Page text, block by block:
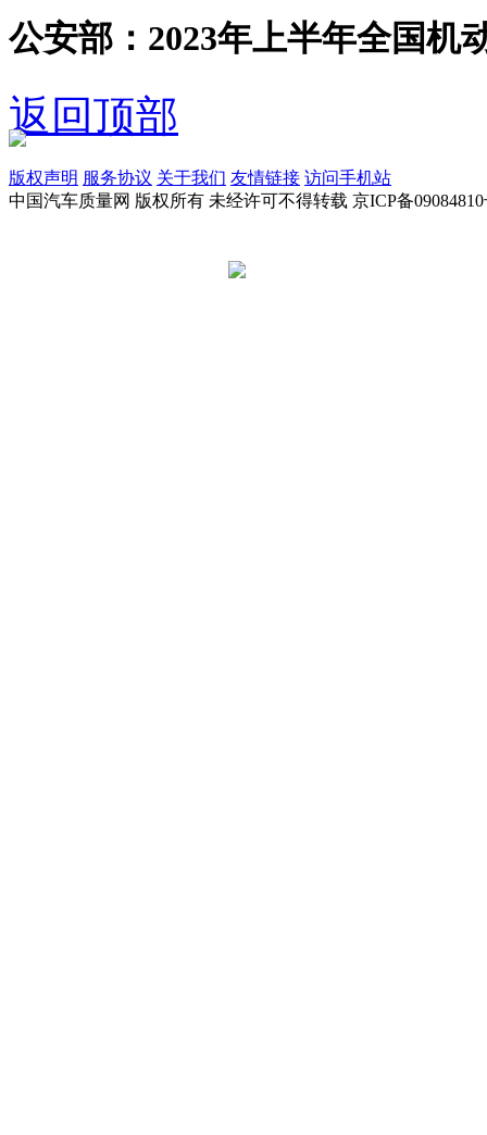
公安部：2023年上半年全国机
返回顶部
版权声明 服务协议 关于我们 友情链接 访问手机站
中国汽车质量网 版权所有 未经许可不得转载 京ICP备09084810